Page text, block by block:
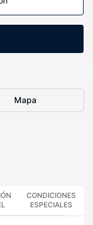
Mapa
CONDICIONES
ESPECIALES